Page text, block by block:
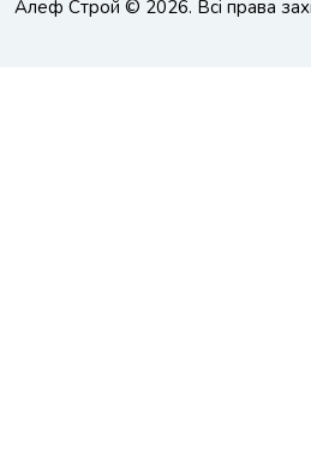
Алеф Строй © 2026. Всі права